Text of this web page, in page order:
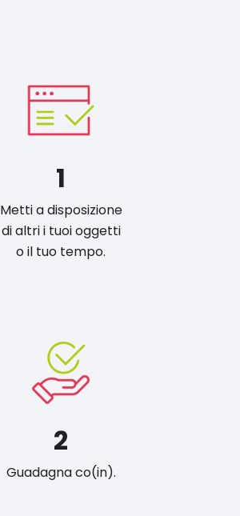
1
Metti a disposizione
di altri i tuoi oggetti
o il tuo tempo.
2
Guadagna co(in).